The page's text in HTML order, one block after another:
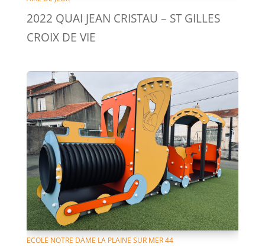
2022 QUAI JEAN CRISTAU – ST GILLES
CROIX DE VIE
ECOLE NOTRE DAME LA PLAINE SUR MER 44